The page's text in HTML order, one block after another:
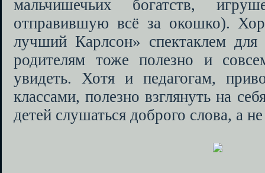
мальчишечьих богатств,
отправившую всё за окошко).
лучший Карлсон» спектаклем для
родителям тоже полезно и
увидеть. Хотя и педагогам,
классами, полезно взглянуть на
детей слушаться доброго слова, а